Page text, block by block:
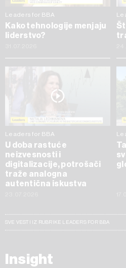
Leaders for BBA
Kako tehnologije menjaju
liderstvo?
Leaders for BBA
U doba rastuće
neizvesnosti i
digitalizacije, potrošači
traže analogna
autentična iskustva
SVE VESTI IZ RUBRIKE LEADERS FOR BBA
Insight